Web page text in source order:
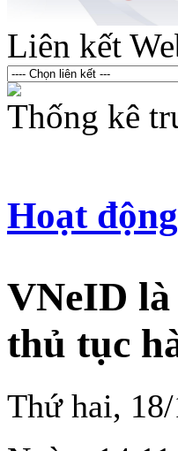
Liên kết
Thống kê
Hoạt
VNeID
thủ tục
Thứ hai,